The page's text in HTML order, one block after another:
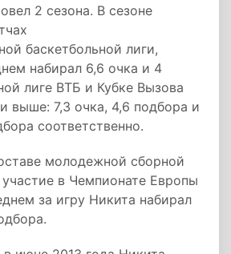
2 сезона. В сезоне
баскетбольной лиги,
набирал 6,6 очка и 4
лиге ВТБ и Кубке Вызова
выше: 7,3 очка, 4,6 подбора и
соответственно.
молодежной сборной
в Чемпионате Европы
за игру Никита набирал